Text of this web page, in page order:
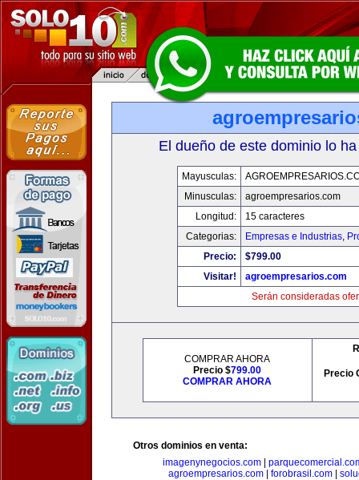
El dueño de este dominio lo
Mayusculas:
Minusculas:
agroempresarios.com
Longitud:
15 caracteres
Categorias:
Empresas e Industrias,
Precio:
$799.00
Visitar!
agroempresarios.com
Serán consideradas
COMPRAR AHORA
Precio $799.00
COMPRAR AHORA
Precio
Otros dominios en venta:
imagenynegocios.com
agroempresarios.com| forobrasil.com|